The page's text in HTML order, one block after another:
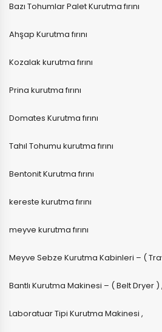
Bazı Tohumlar Palet Kurutma fırını
Ahşap Kurutma fırını
Kozalak kurutma fırını
Prina kurutma fırını
Domates Kurutma fırını
Tahıl Tohumu kurutma fırını
Bentonit Kurutma fırını
kereste kurutma fırını
meyve kurutma fırını
Meyve Sebze Kurutma Kabinleri – (
Bantlı Kurutma Makinesi – ( Belt Dryer ) ,
Laboratuar Tipi Kurutma Makinesi ,